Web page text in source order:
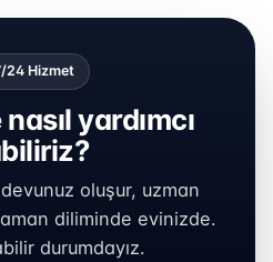
24 Hizmet
yardımcı
oluşur, uzman
diliminde evinizde.
durumdayız.